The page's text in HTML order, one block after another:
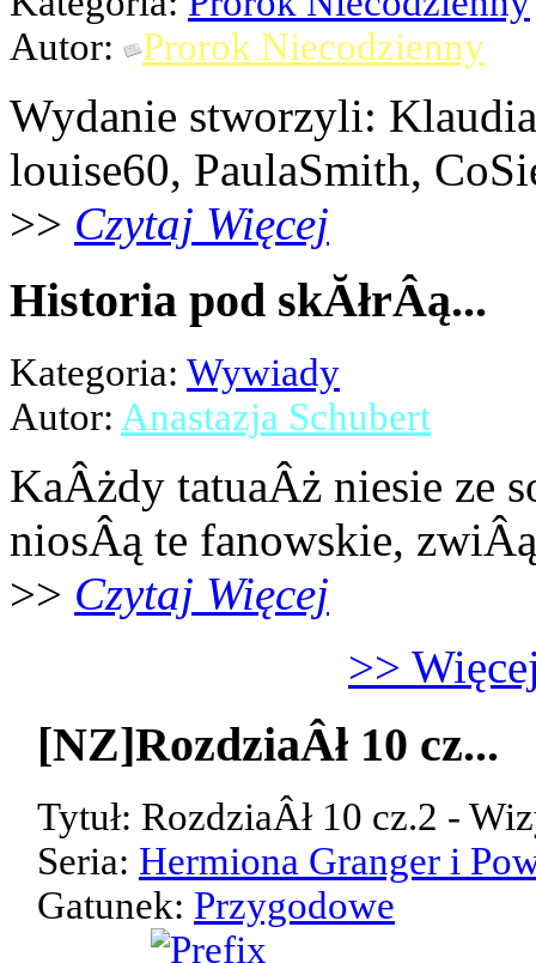
Autor:
Prorok Niecodzienny
Wydanie stworzyli:
louise60, PaulaSmith,
>> Czytaj Więcej
Historia pod skĂłrÂą...
Kategoria: Wywiady
Autor: Anastazja Schubert
KaÂżdy tatuaÂż niesie ze
niosÂą te fanowskie,
>> Czytaj Więcej
>>
[NZ]RozdziaÂł 10 cz...
Tytuł: RozdziaÂł 10 cz.2 -
Seria: Hermiona Granger i
Gatunek: Przygodowe